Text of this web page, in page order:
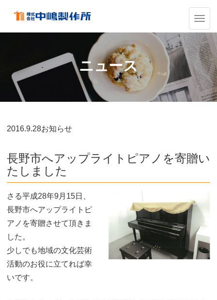
ナ
ビ
ゲ
ー
シ
ョ
ン
の
切
ニュース
2016.9.28お知らせ
長野市へアップライトピアノを寄贈い
たしました
さる平成28年9月15日、
長野市へアップライトピ
アノを寄贈させて頂きま
した。
少しでも地域の文化芸術
活動のお役に立てれば幸
いです。